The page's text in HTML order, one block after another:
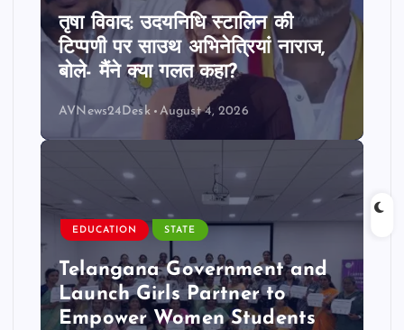
तृषा विवाद: उदयनिधि स्टालिन की
टिप्पणी पर साउथ अभिनेत्रियां नाराज,
बोले- मैंने क्या गलत कहा?
AVNews24Desk August 4, 2026
EDUCATION STATE
Telangana Government and
Launch Girls Partner to
Empower Women Students